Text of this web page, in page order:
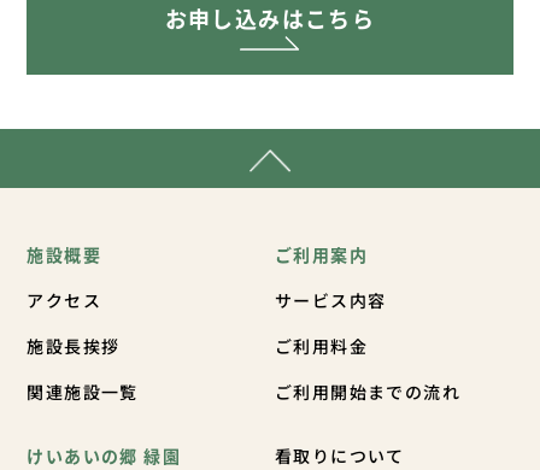
お申し込みはこちら
施設概要
アクセス
施設長挨拶
関連施設一覧
ご利用案内
サービス内容
ご利用料金
ご利用開始までの流れ
けいあいの郷 緑園
看取りについて